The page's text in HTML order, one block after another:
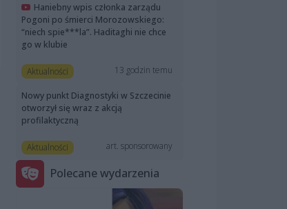
Haniebny wpis członka zarządu
Pogoni po śmierci Morozowskiego:
“niech spie***la”. Haditaghi nie chce
go w klubie
Aktualności 13 godzin temu
Nowy punkt Diagnostyki w Szczecinie
otworzył się wraz z akcją
profilaktyczną
Aktualności art. sponsorowany
Polecane wydarzenia